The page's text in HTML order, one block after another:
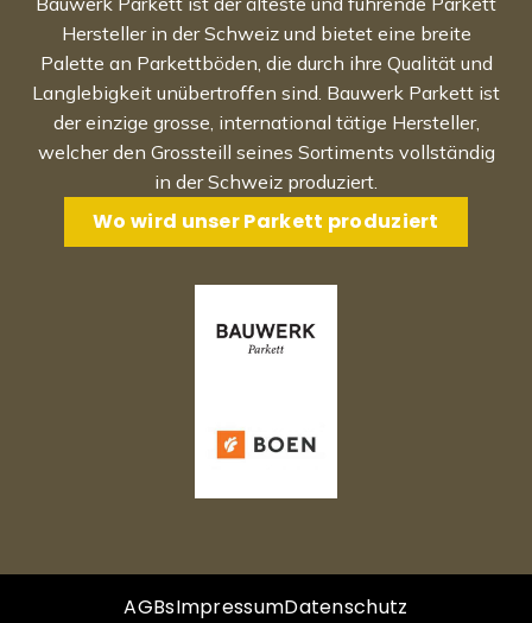
Hersteller in der Schweiz und bietet eine breite
Palette an Parkettböden, die durch ihre Qualität und
Langlebigkeit unübertroffen sind. Bauwerk Parkett ist
der einzige grosse, international tätige Hersteller,
welcher den Grossteill seines Sortiments vollständig
in der Schweiz produziert.
Wo wird unser Parkett produziert
AGBsImpressumDatenschutz